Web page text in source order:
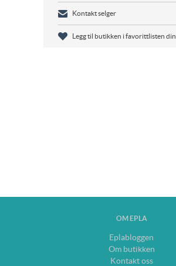
Kontakt selger
Legg til butikken i favorittlisten din
OM EPLA
Eplabloggen
Om butikken
Kontakt oss